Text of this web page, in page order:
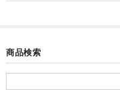
お絵かきギャラリー
商品検索